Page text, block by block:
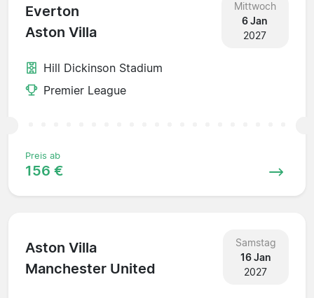
Everton
Aston Villa
Mittwoch
6 Jan
2027
Hill Dickinson Stadium
Premier League
Preis ab
156 €
Aston Villa
Manchester United
Samstag
16 Jan
2027